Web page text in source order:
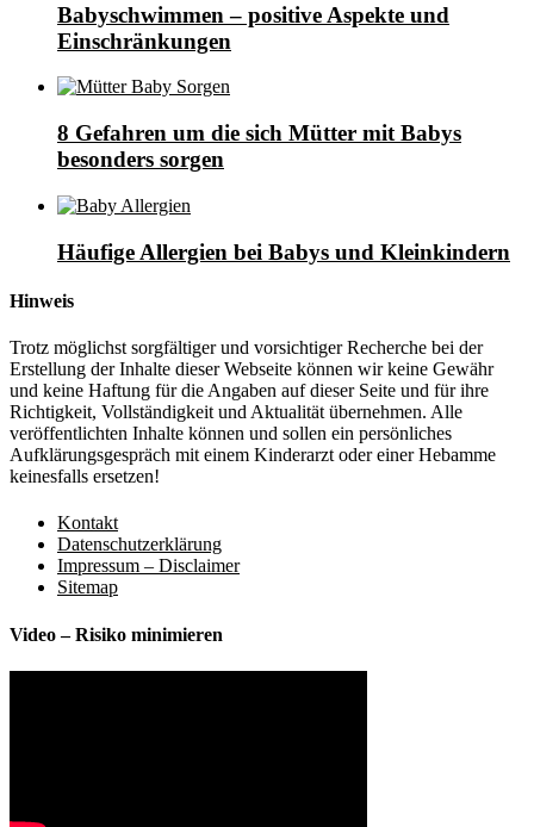
Babyschwimmen – positive Aspekte und
Einschränkungen
8 Gefahren um die sich Mütter mit Babys
besonders sorgen
Häufige Allergien bei Babys und Kleinkindern
Hinweis
Trotz möglichst sorgfältiger und vorsichtiger Recherche bei der
Erstellung der Inhalte dieser Webseite können wir keine Gewähr
und keine Haftung für die Angaben auf dieser Seite und für ihre
Richtigkeit, Vollständigkeit und Aktualität übernehmen. Alle
veröffentlichten Inhalte können und sollen ein persönliches
Aufklärungsgespräch mit einem Kinderarzt oder einer Hebamme
keinesfalls ersetzen!
Kontakt
Datenschutzerklärung
Impressum – Disclaimer
Sitemap
Video – Risiko minimieren